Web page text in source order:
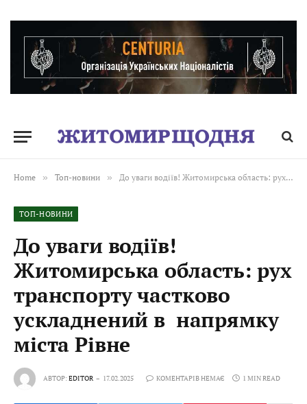
Home » Топ-новини » До уваги водіїв! Житомирська область: рух транспорту частково ускладнений в напрямку міста Рівне
ТОП-НОВИНИ
До уваги водіїв!
Житомирська область: рух
транспорту частково
ускладнений в напрямку
міста Рівне
АВТОР:EDITOR 17.02.2025 КОМЕНТАРІВ НЕМАЄ 1 MIN READ